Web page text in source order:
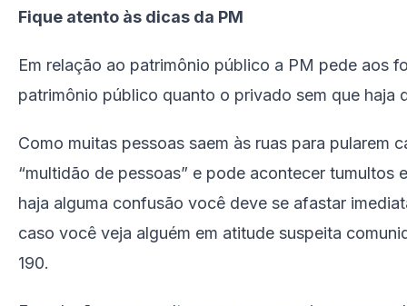
Fique atento às dicas da PM
Em relação ao patrimônio público a PM pede aos
patrimônio público quanto o privado sem que haja
Como muitas pessoas saem às ruas para pularem
“multidão de pessoas” e pode acontecer tumultos
haja alguma confusão você deve se afastar
caso você veja alguém em atitude suspeita
190.